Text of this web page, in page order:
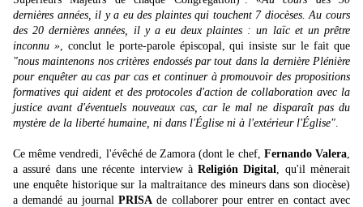
dernières années, il y a eu des plaintes qui touchent 7 diocèses. Au cours
des 20 dernières années, il y a eu deux plaintes : un laïc et un prêtre
inconnu », conclut le porte-parole épiscopal, qui insiste sur le fait que
"nous maintenons nos critères endossés par tout dans la dernière Plénière
pour enquêter au cas par cas et continuer à promouvoir des propositions
formatives qui aident et des protocoles d'action de collaboration avec la
justice avant d'éventuels nouveaux cas, car le mal ne disparaît pas du
mystère de la liberté humaine, ni dans l'Église ni à l'extérieur l'Église".
Ce même vendredi, l'évêché de Zamora (dont le chef, Fernando Valera,
a assuré dans une récente interview àReligión Digital, qu'il mènerait
une enquête historique sur la maltraitance des mineurs dans son diocèse)
a demandé au journalPRISA de collaborer pour entrer en contact avec